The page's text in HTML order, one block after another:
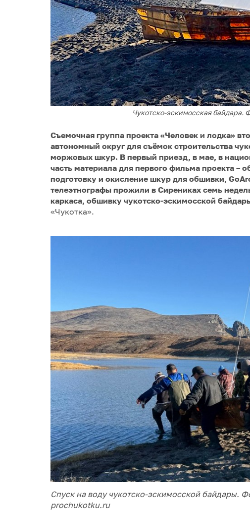
Чукотско-эскимосская
Съемочная группа проекта «Человек и лодка»
автономный округ для съёмок строительства
моржовых шкур. В первый приезд, в мае, в
часть материала для первого фильма проекта –
подготовку и окисление шкур для обшивки,
телеэтнографы прожили в Сирениках семь
каркаса, обшивку чукотско-эскимосской
«Чукотка».
Спуск на воду чукотско-эскимосской байдары.
prochukotku.ru